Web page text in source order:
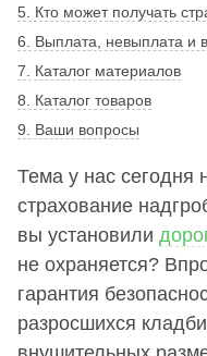
5. Кто может получать
6. Выплата, невыплата и
7. Каталог материалов
8. Каталог товаров
9. Ваши вопросы
Тема у нас сегодня
страхование
вы установили
не охраняется?
гарантия
разросшихся